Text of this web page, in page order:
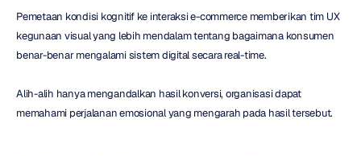
Pemetaan kondisi kognitif ke interaksi e-commerce memberikan tim UX
kegunaan visual yang lebih mendalam tentang bagaimana konsumen
benar-benar mengalami sistem digital secara real-time.
Alih-alih hanya mengandalkan hasil konversi, organisasi dapat
memahami perjalanan emosional yang mengarah pada hasil tersebut.